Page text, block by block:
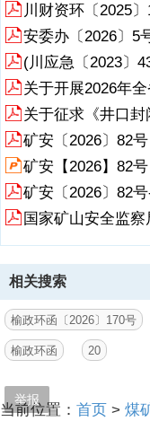
举报
川财资环〔2025〕123号--四川省财政厅四川省应
安委办〔2026〕5号国务院安委办+中央政法委+最高
(川应急〔2023〕43号)关于
关于开展2026年
关于征求《井口封闭矿井的启封
矿安〔2026〕82号 国家矿
矿安【2026】82号《
矿安〔2026〕82号--国家矿
国家矿山安全监察局贵州局 贵
相关搜索
榆政环函〔2026〕170号
榆政环函 20
当前位置： 首页 > 煤